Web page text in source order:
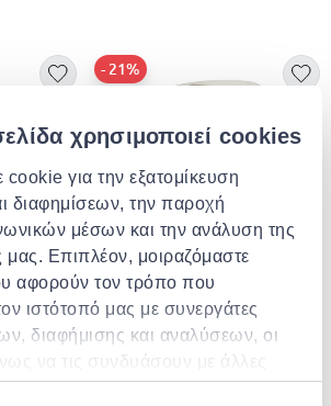
χρησιμοποιεί cookies
για την εξατομίκευση
διαφημίσεων, την παροχή
μέσων και την ανάλυση της
μας. Επιπλέον, μοιραζόμαστε
αφορούν τον τρόπο που
ιστότοπό μας με συνεργάτες
διαφήμισης και αναλύσεων, οι
να τις συνδυάσουν με άλλες
τους έχετε παραχωρήσει ή τις
cat
GEORPLAST
Georplast μικρη τουαλετα με
χερι
από€ 15.19
- 21%
€ 11.99